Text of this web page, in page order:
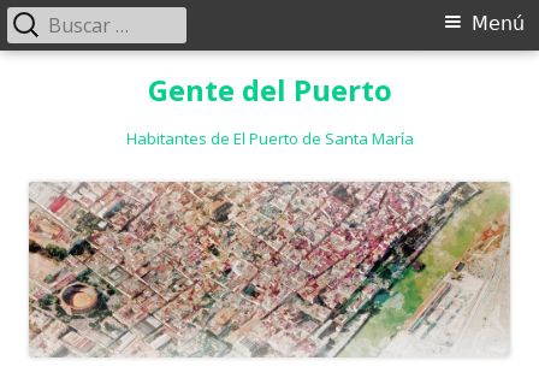
Gente del Puerto
Habitantes de El Puerto de Santa María
Menú
Menú
Buscar: